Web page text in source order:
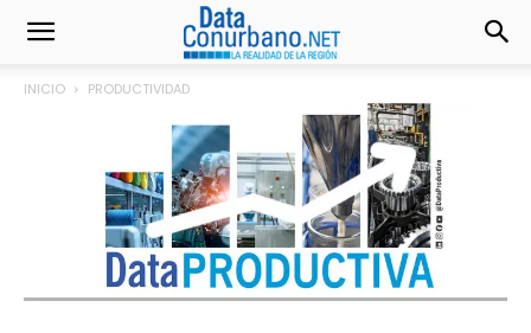
INICIO PRODUCTIVIDAD